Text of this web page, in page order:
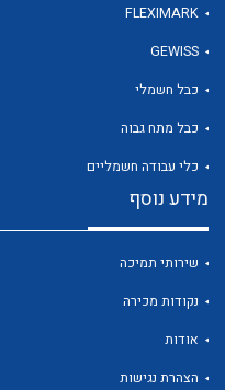
FLEXIMARK
GEWISS
כבל חשמלי
כבל מתח גבוה
כלי עבודה חשמליים
מידע נוסף
שירותי תמיכה
נקודות מכירה
אודות
הצהרת נגישות